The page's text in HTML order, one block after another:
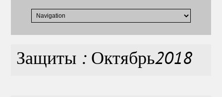
Защиты : Октябрь2018